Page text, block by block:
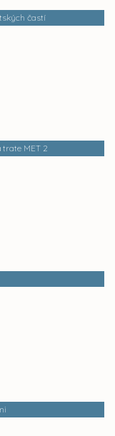
častí
trate MET 2